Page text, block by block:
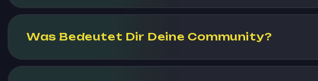
Was Bedeutet Dir Deine Community?